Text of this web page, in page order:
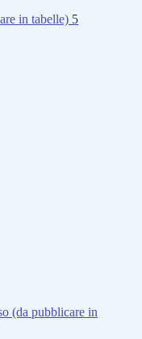
in tabelle) 5
(da pubblicare in